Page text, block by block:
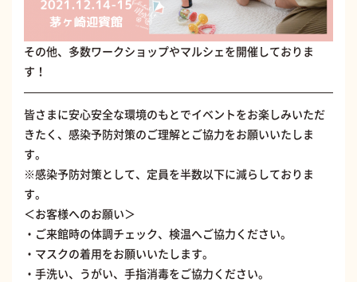
その他、多数ワークショップやマルシェを開催しておりま
す！
皆さまに安心安全な環境のもとでイベントをお楽しみいただ
きたく、感染予防対策のご理解とご協力をお願いいたしま
す。
※感染予防対策として、定員を半数以下に減らしておりま
す。
＜お客様へのお願い＞
・ご来館時の体調チェック、検温へご協力ください。
・マスクの着用をお願いいたします。
・手洗い、うがい、手指消毒をご協力ください。